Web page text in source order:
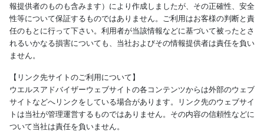
報提供者のものも含みます）により作成しましたが、その正確性、安全
性等について保証するものではありません。ご利用はお客様の判断と責
任のもとに行って下さい。利用者が当該情報などに基づいて被ったとさ
れるいかなる損害についても、当社およびその情報提供者は責任を負い
ません。
【リンク先サイトのご利用について】
ウエルスアドバイザーウェブサイトの各コンテンツからは外部のウェブ
サイトなどへリンクをしている場合があります。リンク先のウェブサイ
トは当社が管理運営するものではありません。その内容の信頼性などに
ついて当社は責任を負いません。